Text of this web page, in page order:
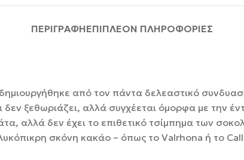
ΠΕΡΙΓΡΑΦΉΕΠΙΠΛΈΟΝ ΠΛΗΡΟΦΟΡΊΕΣ
από τον πάντα δελεαστικό
ξεθωριάζει, αλλά συγχέεται όμορφα με την
αλλά δεν έχει το επιθετικό τσίμπημα των
σκόνη κακάο – όπως το Valrhona ή το